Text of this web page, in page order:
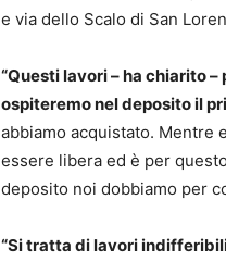
e via dello Scalo di San
“Questi lavori – ha chiarito
ospiteremo nel deposito il
abbiamo acquistato. Mentre
essere libera ed è per
deposito noi dobbiamo per
“Si tratta di lavori